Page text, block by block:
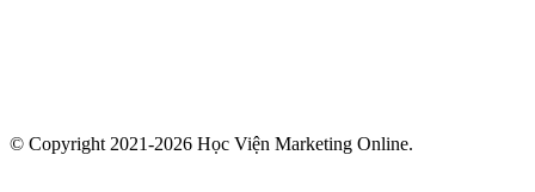
© Copyright 2021-2026 Học Viện Marketing Online.